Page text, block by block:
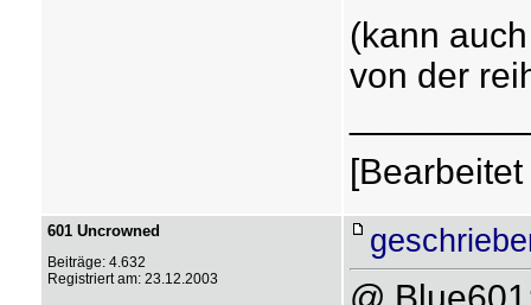
(kann
von der
601 Uncrowned
Beiträge: 4.632
Registriert am: 23.12.2003